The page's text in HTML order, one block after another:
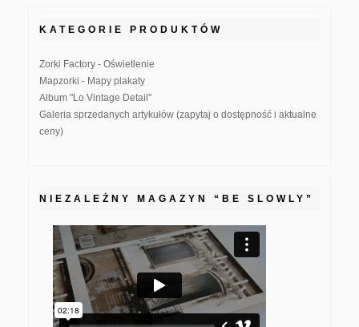
KATEGORIE PRODUKTÓW
Zorki Factory - Oświetlenie
Mapzorki - Mapy plakaty
Album "Lo Vintage Detail"
Galeria sprzedanych artykułów (zapytaj o dostępność i aktualne
ceny)
NIEZALEŻNY MAGAZYN “BE SLOWLY”